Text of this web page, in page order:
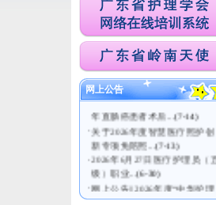
网上公告
关于医疗护理员（五级）职业
技能等级认定考试...(7-21)
·广东省护理学会关于发布《老
关于2026年度智慧医疗照护创
新专项免陪照...(7-13)
·2026年6月27日医疗护理员（五
级）职业...(6-30)
·网上公告|| 2026年度“中华护理
学会科...(6-17)